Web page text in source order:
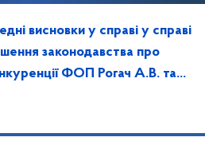
у справі у справі
законодавства про
ФОП Рогач А.В. та